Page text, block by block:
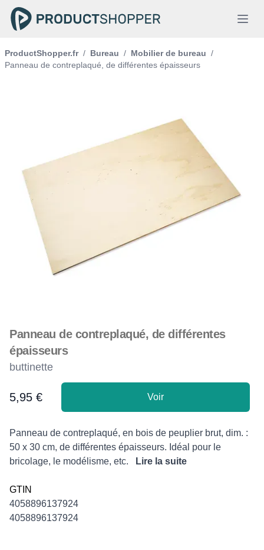
ProductShopper.fr / Bureau / Mobilier de bureau /
Panneau de contreplaqué, de différentes épaisseurs
Panneau de contreplaqué, de différentes
épaisseurs
buttinette
Product information
5,95 € Voir
Description
Panneau de contreplaqué, en bois de peuplier brut, dim. :
50 x 30 cm, de différentes épaisseurs. Idéal pour le
bricolage, le modélisme, etc.
Lire la suite
GTIN
4058896137924
4058896137924